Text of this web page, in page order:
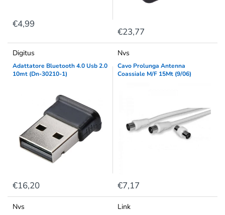
€4,99
€23,77
Digitus
Adattatore Bluetooth 4.0 Usb 2.0
10mt (Dn-30210-1)
€16,20
Nvs
Cavo Prolunga Antenna
Coassiale M/F 15Mt (9/06)
€7,17
Nvs Link